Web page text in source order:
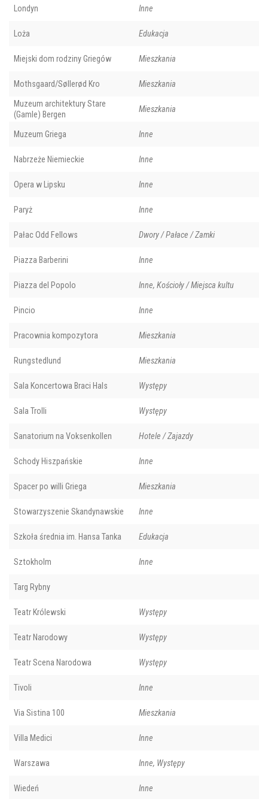
Londyn Inne
Loża Edukacja
Miejski dom rodziny Griegów Mieszkania
Mothsgaard/Søllerød Kro Mieszkania
Muzeum architektury Stare
(Gamle) Bergen
Mieszkania
Muzeum Griega Inne
Nabrzeże Niemieckie Inne
Opera w Lipsku Inne
Paryż Inne
Pałac Odd Fellows Dwory / Pałace / Zamki
Piazza Barberini Inne
Piazza del Popolo Inne, Kościoły / Miejsca kultu
Pincio Inne
Pracownia kompozytora Mieszkania
Rungstedlund Mieszkania
Sala Koncertowa Braci Hals Występy
Sala Trolli Występy
Sanatorium na Voksenkollen Hotele / Zajazdy
Schody Hiszpańskie Inne
Spacer po willi Griega Mieszkania
Stowarzyszenie Skandynawskie Inne
Szkoła średnia im. Hansa Tanka Edukacja
Sztokholm Inne
Targ Rybny
Teatr Królewski Występy
Teatr Narodowy Występy
Teatr Scena Narodowa Występy
Tivoli Inne
Via Sistina 100 Mieszkania
Villa Medici Inne
Warszawa Inne, Występy
Wiedeń Inne